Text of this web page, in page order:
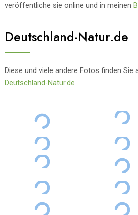
veröffentliche sie online und in meinen
Deutschland-Natur.de
Diese und viele andere Fotos finden Sie
Deutschland-Natur.de